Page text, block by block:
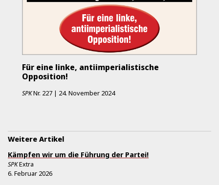
Für eine linke, antiimperialistische
Opposition!
SPKNr. 227 | 24. November 2024
Weitere Artikel
Kämpfen wir um die Führung der Partei!
SPKExtra
6. Februar 2026